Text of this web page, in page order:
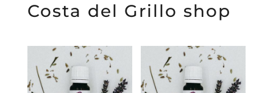
Costa del Grillo shop